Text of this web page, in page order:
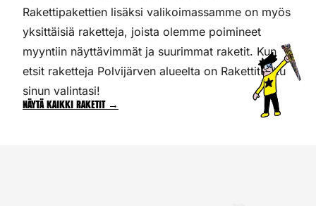
Rakettipakettien lisäksi valikoimassamme on myös
yksittäisiä raketteja, joista olemme poimineet
myyntiin näyttävimmät ja suurimmat raketit. Kun
etsit raketteja Polvijärven alueelta on Rakettitukku
sinun valintasi!
Näytä kaikki raketit →